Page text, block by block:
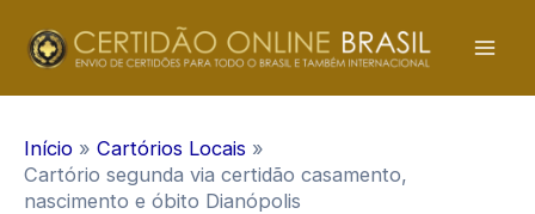
para
Início
Cartórios Locais
Cartório segunda via certidão casamento,
nascimento e óbito Dianópolis